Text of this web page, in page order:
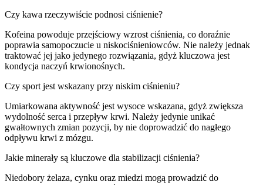
Czy kawa rzeczywiście podnosi ciśnienie?
Kofeina powoduje przejściowy wzrost ciśnienia, co doraźnie
poprawia samopoczucie u niskociśnieniowców. Nie należy jednak
traktować jej jako jedynego rozwiązania, gdyż kluczowa jest
kondycja naczyń krwionośnych.
Czy sport jest wskazany przy niskim ciśnieniu?
Umiarkowana aktywność jest wysoce wskazana, gdyż zwiększa
wydolność serca i przepływ krwi. Należy jedynie unikać
gwałtownych zmian pozycji, by nie doprowadzić do nagłego
odpływu krwi z mózgu.
Jakie minerały są kluczowe dla stabilizacji ciśnienia?
Niedobory żelaza, cynku oraz miedzi mogą prowadzić do